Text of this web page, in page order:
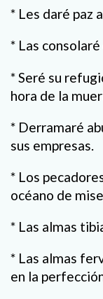
* Les daré paz
* Las
* Seré su
hora de la
* Derramaré
sus empresas.
* Los
océano de
* Las almas
* Las almas
en la